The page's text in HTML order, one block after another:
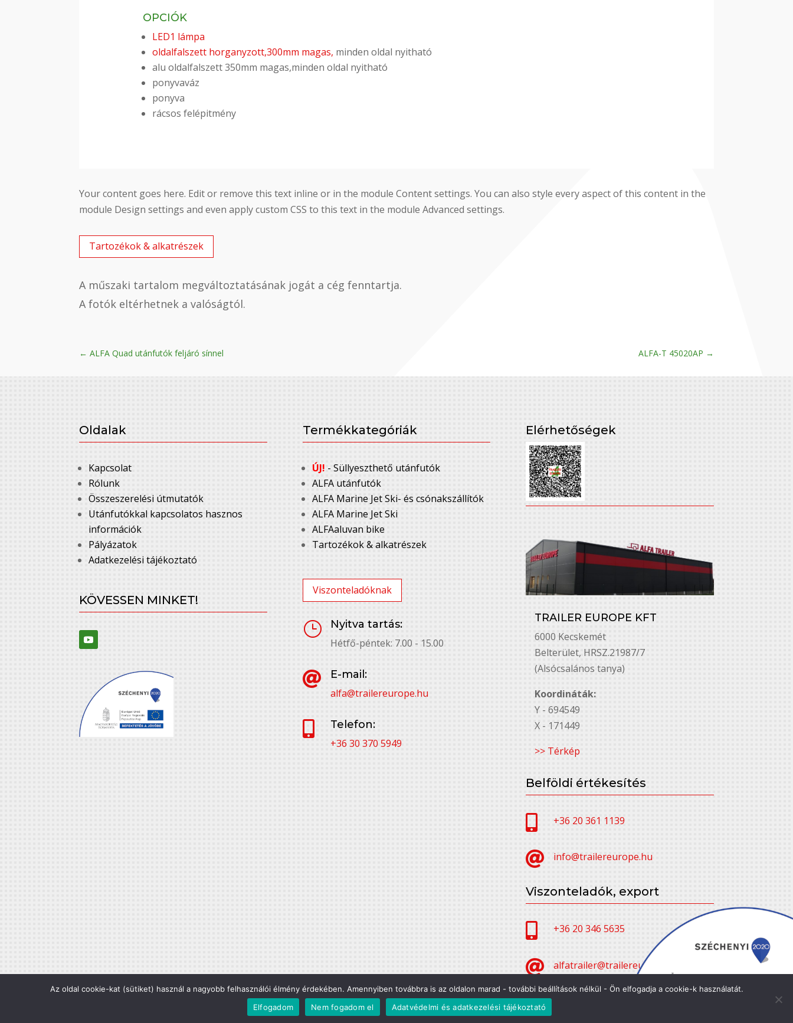
OPCIÓK
LED1 lámpa
oldalfalszett horganyzott,300mm magas, minden oldal nyitható
alu oldalfalszett 350mm magas,minden oldal nyitható
ponyvaváz
ponyva
rácsos felépitmény
Your content goes here. Edit or remove this text inline or in the module Content settings. You can also style every aspect of this content in the
module Design settings and even apply custom CSS to this text in the module Advanced settings.
Tartozékok & alkatrészek
A műszaki tartalom megváltoztatásának jogát a cég fenntartja.
A fotók eltérhetnek a valóságtól.
←ALFA Quad utánfutók feljáró sínnel ALFA-T 45020AP →
Oldalak
Kapcsolat
Rólunk
Összeszerelési útmutatók
Utánfutókkal kapcsolatos hasznos
információk
Pályázatok
Adatkezelési tájékoztató
KÖVESSEN MINKET!
Termékkategóriák
ÚJ! - Süllyeszthető utánfutók
ALFA utánfutók
ALFA Marine Jet Ski- és csónakszállítók
ALFA Marine Jet Ski
ALFAaluvan bike
Tartozékok & alkatrészek
Viszonteladóknak
}
Nyitva tartás:
Hétfő-péntek: 7.00 - 15.00

E-mail:
alfa@trailereurope.hu

Telefon:
+36 30 370 5949
Elérhetőségek
TRAILER EUROPE KFT
6000 Kecskemét
Belterület, HRSZ.21987/7
(Alsócsalános tanya)
Koordináták:
Y - 694549
X - 171449
>> Térkép
Belföldi értékesítés
 +36 20 361 1139
 info@trailereurope.hu
Viszonteladók, export
 +36 20 346 5635
 alfatrailer@trailereurope.hu
Az oldal cookie-kat (sütiket) használ a nagyobb felhasználói élmény érdekében. Amennyiben továbbra is az oldalon marad - további beállítások nélkül - Ön elfogadja a cookie-k használatát.
Elfogadom
Nem fogadom el Adatvédelmi és adatkezelési tájékoztató